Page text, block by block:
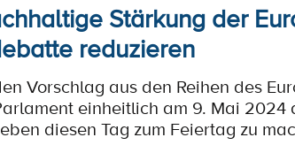
Stärkung der
reduzieren
Vorschlag aus den Reihen des
einheitlich am 9. Mai
diesen Tag zum Feiertag zu